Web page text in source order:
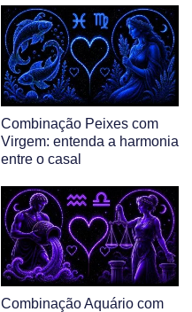
Combinação Peixes com
Virgem: entenda a harmonia
entre o casal
Combinação Aquário com